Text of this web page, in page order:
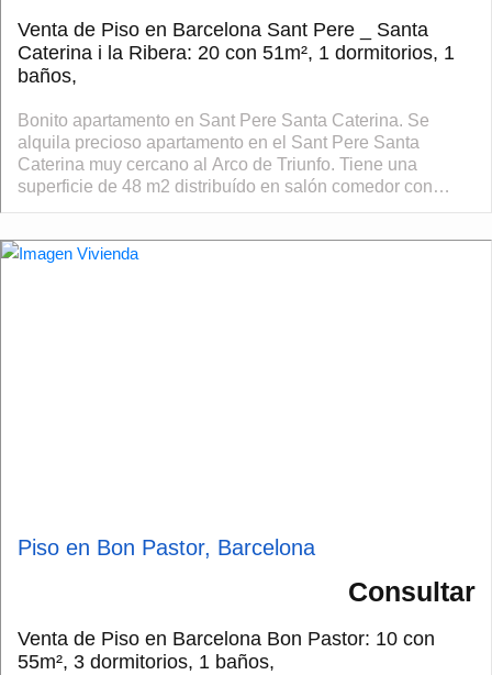
Venta de Piso en Barcelona Sant Pere _ Santa
Caterina i la Ribera: 20 con 51m², 1 dormitorios, 1
baños,
Bonito apartamento en Sant Pere Santa Caterina. Se
alquila precioso apartamento en el Sant Pere Santa
Caterina muy cercano al Arco de Triunfo. Tiene una
superficie de 48 m2 distribuído en salón comedor con
cocina integrada , dormitorio y baño. Rec...
Piso en Bon Pastor, Barcelona
Consultar
Venta de Piso en Barcelona Bon Pastor: 10 con
55m², 3 dormitorios, 1 baños,